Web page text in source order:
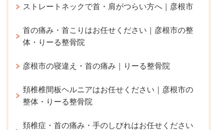
ストレートネックで首・肩がつらい方へ｜彦根市
首の痛み・首こりはお任せください｜彦根市の整
体・りーる整骨院
彦根市の寝違え・首の痛み｜りーる整骨院
頚椎椎間板ヘルニアはお任せください｜彦根市の
整体・りーる整骨院
頚椎症・首の痛み・手のしびれはお任せください